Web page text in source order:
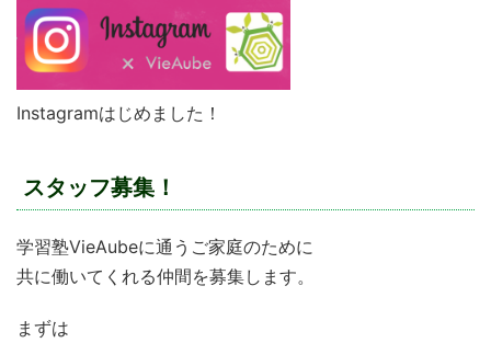
Instagramはじめました！
スタッフ募集！
学習塾VieAubeに通うご家庭のために
共に働いてくれる仲間を募集します。
まずは